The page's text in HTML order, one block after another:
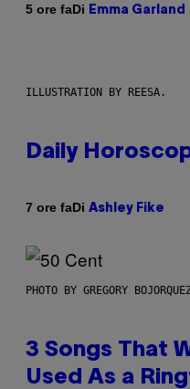
5 ore faDi Emma Garland
ILLUSTRATION BY REESA.
Daily
7 ore faDi Ashley Fike
PHOTO BY GREGORY
3 Songs That
Used As a